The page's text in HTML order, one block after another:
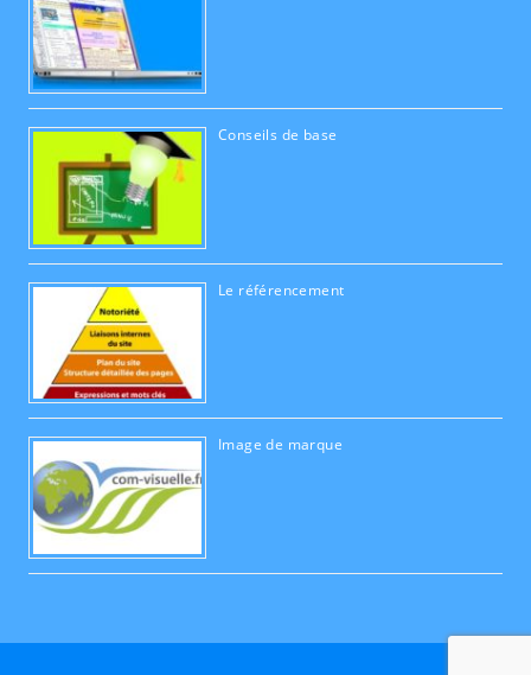
Conseils de base
Le référencement
Image de marque